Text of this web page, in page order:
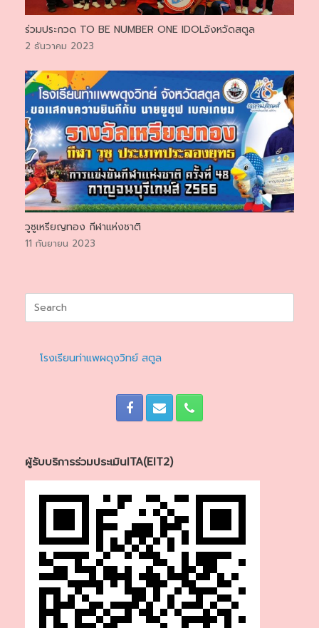
ร่วมประกวด TO BE NUMBER ONE IDOLจังหวัดสตูล
2 ธันวาคม 2023
วูซูเหรียญทอง กีฬาแห่งชาติ
11 กันยายน 2023
for:
โรงเรียนท่าแพผดุงวิทย์ สตูล
ผู้รับบริการร่วมประเมินITA(EIT2)